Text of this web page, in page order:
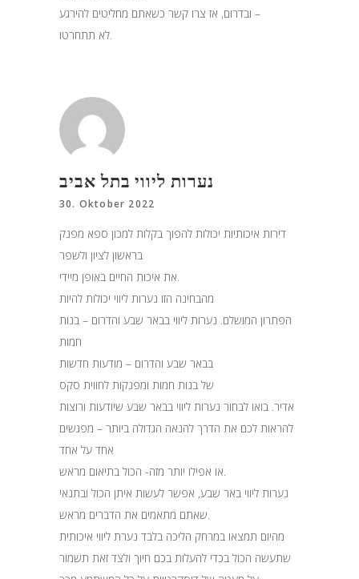
ובדרום, אז צרו קשר כשאתם מחליטים להירגע –
לא תתחרטו.
נערות ליווי בתל אביב
30. Oktober 2022
דירות איכותיות יכולות להפוך בקלות למכון ספא מפנק
בראשון לציון ולשפר
את איכות החיים באופן מיידי.
מהבחינה הזו נערות ליווי יכולות להיות
הפתרון המושלם. נערות ליווי בבאר שבע והדרום – בנות
חמות
בבאר שבע והדרום – מודעות חדשות
של בנות חמות ומפנקות לחווית סקס
אדיר. בואו לבחור נערות ליווי בבאר שבע שיודעות ורוצות
להראות לכם את הדרך להנאה הגדולה ביותר – מפגשים
אחד על אחד
או אפילו יותר מזה- הכול בתיאום מראש.
נערות ליווי באר שבע, אפשר לעשות איתן הכול ובתנאי
שאתם מתאמים את הדברים מראש.
מהיום תמצאו במרחק הליכה בלבד נערת ליווי איכותית
שתעשה הכול בכדי להעלות בכם חיוך ולצד זאת תשמור